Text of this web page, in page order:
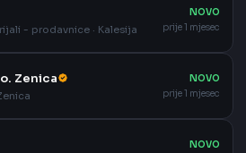
- prodavnice · Kalesija
NOVO
prije 1 mjesec
Zenica
NOVO
prije 1 mjesec
NOVO